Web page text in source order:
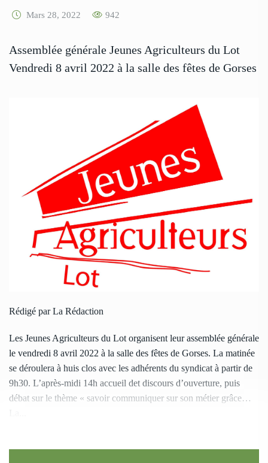
Mars 28, 2022 942
Assemblée générale Jeunes Agriculteurs du Lot
Vendredi 8 avril 2022 à la salle des fêtes de Gorses
Rédigé par La Rédaction
Les Jeunes Agriculteurs du Lot organisent leur assemblée générale
le vendredi 8 avril 2022 à la salle des fêtes de Gorses. La matinée
se déroulera à huis clos avec les adhérents du syndicat à partir de
9h30. L’après-midi 14h accueil det discours d’ouverture, puis
débat sur le thème « savoir communiquer sur son métier grâce…